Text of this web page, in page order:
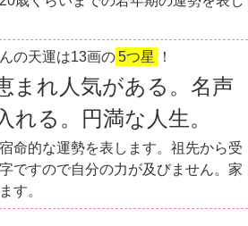
の天運は13画の5つ星 ！
まれ人気がある。名声
れる。円満な人生。
命的な運勢を表します。祖先から受
ですので自分の力が及びません。家
す。